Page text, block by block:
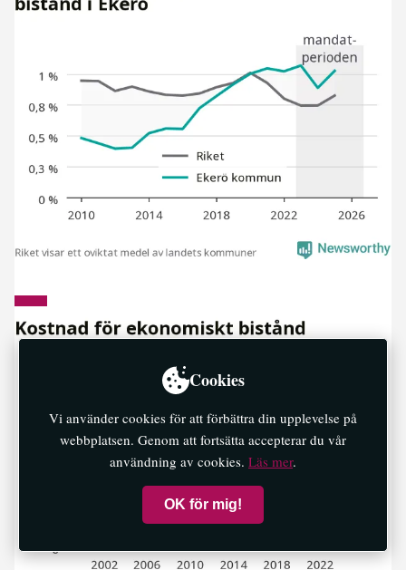
Cookies
Vi använder cookies för att förbättra din upplevelse på
webbplatsen. Genom att fortsätta accepterar du vår
användning av cookies. Läs mer.
OK för mig!